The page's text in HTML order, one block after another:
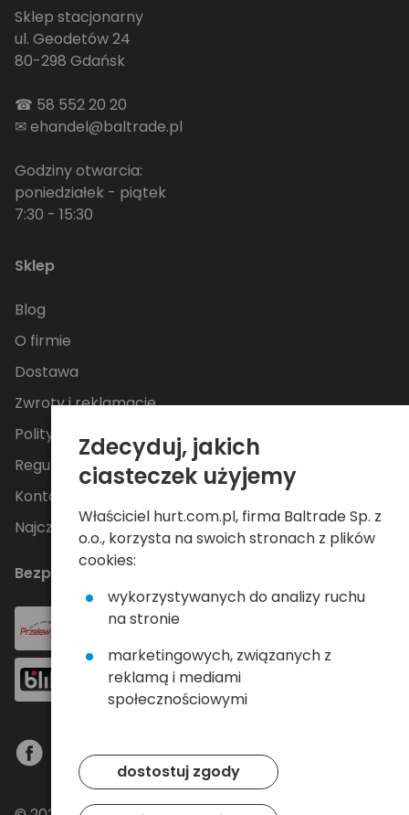
Sklep stacjonarny
ul. Geodetów 24
80-298 Gdańsk
☎ 58 552 20 20
✉ehandel@baltrade.pl
Godziny otwarcia:
poniedziałek - piątek
7:30 - 15:30
Sklep
Blog
O firmie
Dostawa
Zwroty i reklamacje
Polityka Prywatności
Regulamin
Kontakt
Najczęściej zadawane pytania
Bezpieczne płatności
Zdecyduj, jakich
ciasteczek użyjemy
Właściciel hurt.com.pl, firma Baltrade Sp. z
o.o., korzysta na swoich stronach z plików
cookies:
wykorzystywanych do analizy ruchu
na stronie
marketingowych, związanych z
reklamą i mediami
społecznościowymi
dostostuj zgody